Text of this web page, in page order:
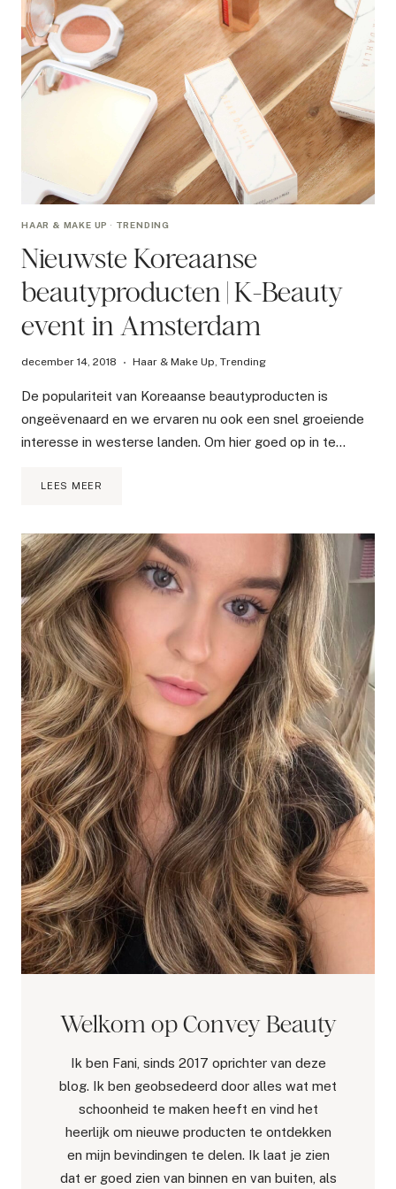
HAAR & MAKE UP · TRENDING
Nieuwste Koreaanse
beautyproducten | K-Beauty
event in Amsterdam
december 14, 2018 Haar & Make Up,Trending
De populariteit van Koreaanse beautyproducten is
ongeëvenaard en we ervaren nu ook een snel groeiende
interesse in westerse landen. Om hier goed op in te…
LEES MEER
K-
BEAUTY
EVENT
Welkom op Convey Beauty
Ik ben Fani, sinds 2017 oprichter van deze
blog. Ik ben geobsedeerd door alles wat met
schoonheid te maken heeft en vind het
heerlijk om nieuwe producten te ontdekken
en mijn bevindingen te delen. Ik laat je zien
dat er goed zien van binnen en van buiten, als